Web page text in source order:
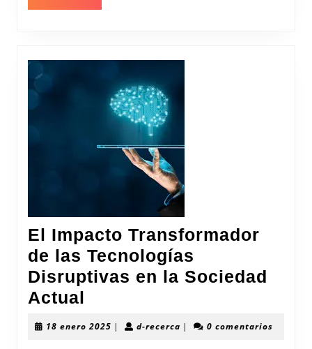
El Impacto Transformador
de las Tecnologías
Disruptivas en la Sociedad
Actual
Impacto
18 enero 2025 18| d-recercad-| 0 comentarios